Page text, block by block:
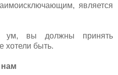
является
ум, вы должны принять
хотели быть.